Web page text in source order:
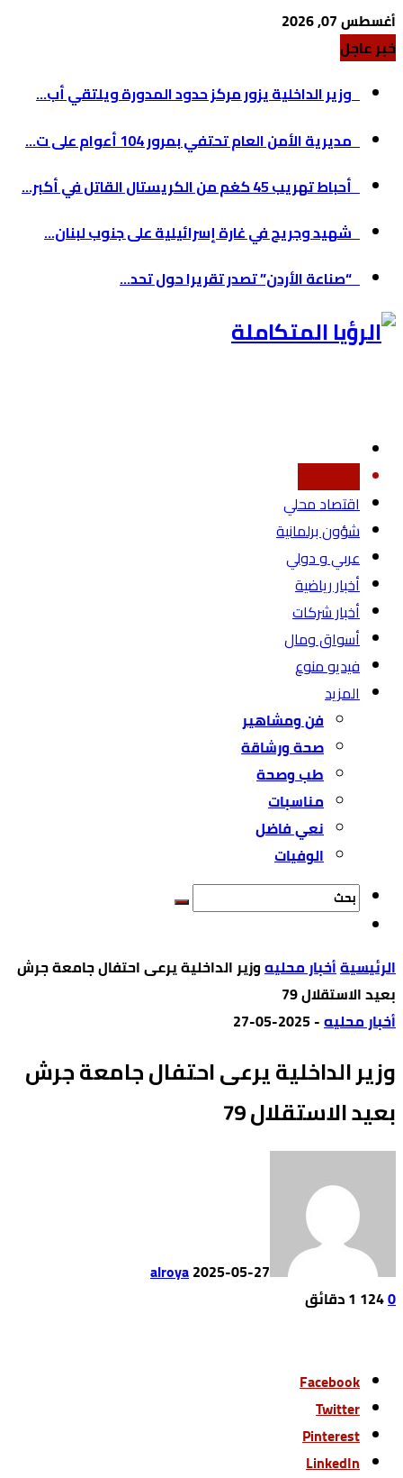
أغسطس 07, 2026
خبر عاجل
وزير الداخلية يزور مركز حدود المدورة ويلتقي أب...
مديرية الأمن العام تحتفي بمرور 104 أعوام على ت...
أحباط تهريب 45 كغم من الكريستال القاتل في أكبر...
شهيد وجريح في غارة إسرائيلية على جنوب لبنان...
“صناعة الأردن” تصدر تقريرا حول تحد...
اقتصاد محلي
شؤون برلمانية
عربي و دولي
أخبار رياضية
أخبار شركات
أسواق ومال
فيديو منوع
المزيد
فن ومشاهير
صحة ورشاقة
طب وصحة
مناسبات
نعي فاضل
الوفيات
‫الرئيسية‬أخبار محليهوزير الداخلية يرعى احتفال جامعة جرش
بعيد الاستقلال 79
أخبار محليه-
2025-05-27
وزير الداخلية يرعى احتفال جامعة جرش
بعيد الاستقلال 79
alroya2025-05-27
0
124 1 ‫دقائق‬
Facebook
Twitter
Pinterest
LinkedIn